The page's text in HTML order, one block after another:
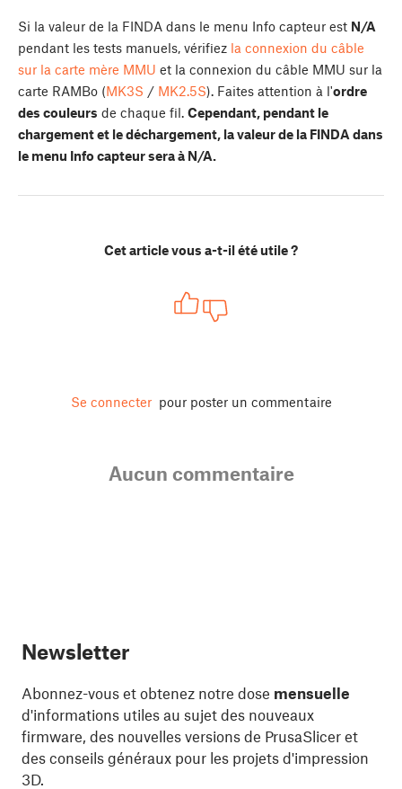
Si la valeur de la FINDA dans le menu Info capteur est N/A
pendant les tests manuels, vérifiez la connexion du câble
sur la carte mère MMU et la connexion du câble MMU sur la
carte RAMBo (MK3S / MK2.5S). Faites attention à l'ordre
des couleurs de chaque fil. Cependant, pendant le
chargement et le déchargement, la valeur de la FINDA dans
le menu Info capteur sera à N/A.
Cet article vous a-t-il été utile ?
Se connecter pour poster un commentaire
Aucun commentaire
Newsletter
Abonnez-vous et obtenez notre dose mensuelle
d'informations utiles au sujet des nouveaux
firmware, des nouvelles versions de PrusaSlicer et
des conseils généraux pour les projets d'impression
3D.